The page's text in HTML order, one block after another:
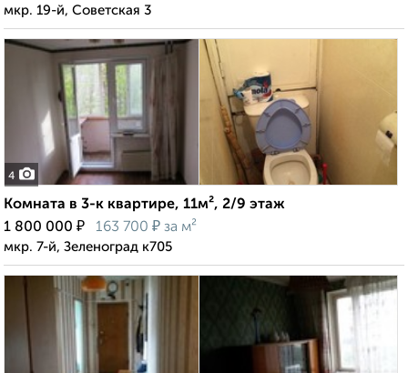
мкр. 19-й, Советская 3
4
Комната в 3-к квартире, 11м², 2/9 этаж
1 800 000 ₽ 163 700 ₽ за м²
мкр. 7-й, Зеленоград к705